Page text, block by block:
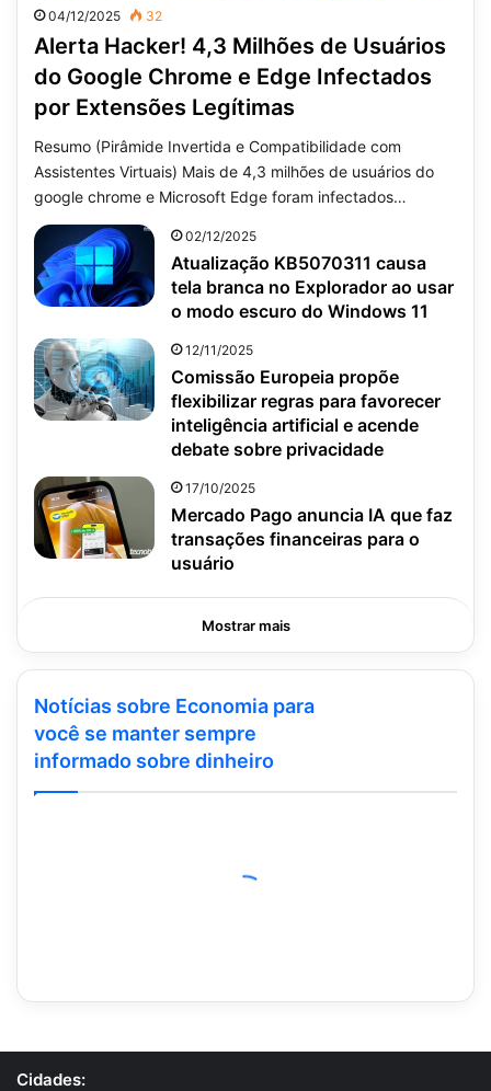
04/12/2025 32
Alerta Hacker! 4,3 Milhões de Usuários
do Google Chrome e Edge Infectados
por Extensões Legítimas
Resumo (Pirâmide Invertida e Compatibilidade com
Assistentes Virtuais) Mais de 4,3 milhões de usuários do
google chrome e Microsoft Edge foram infectados…
02/12/2025
Atualização KB5070311 causa
tela branca no Explorador ao usar
o modo escuro do Windows 11
12/11/2025
Comissão Europeia propõe
flexibilizar regras para favorecer
inteligência artificial e acende
debate sobre privacidade
17/10/2025
Mercado Pago anuncia IA que faz
transações financeiras para o
usuário
Mostrar mais
Notícias sobre Economia para
você se manter sempre
informado sobre dinheiro
Cidades: